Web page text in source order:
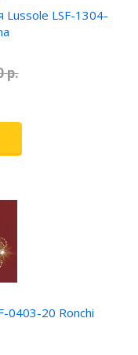
Lussole LSF-1304-
р.
0403-20 Ronchi